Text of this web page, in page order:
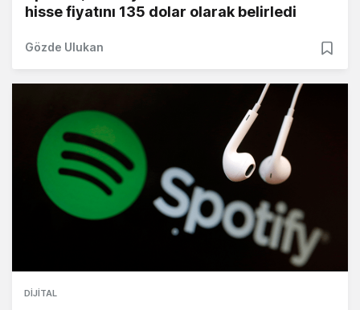
hisse fiyatını 135 dolar olarak belirledi
Gözde Ulukan
DIJITAL